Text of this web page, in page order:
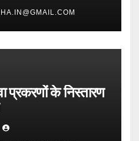
प्रकरणों के निस्तारण